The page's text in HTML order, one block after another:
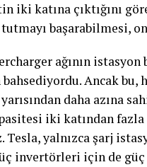
iki katına çıktığını
tutmayı başarabilmesi,
ağının istasyon
Ancak bu,
daha azına
iki katından
Tesla, yalnızca şarj
invertörleri için de